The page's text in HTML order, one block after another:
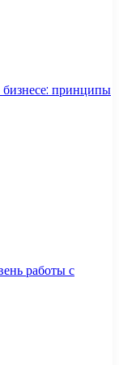
принципы
работы с